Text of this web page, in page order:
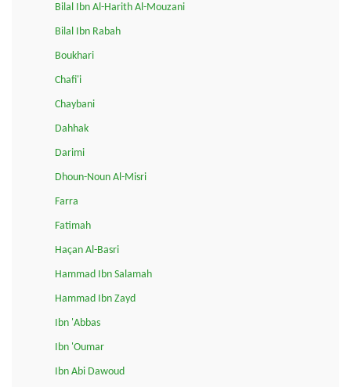
Bilal Ibn Al-Harith Al-Mouzani
Bilal Ibn Rabah
Boukhari
Chafi'i
Chaybani
Dahhak
Darimi
Dhoun-Noun Al-Misri
Farra
Fatimah
Haçan Al-Basri
Hammad Ibn Salamah
Hammad Ibn Zayd
Ibn 'Abbas
Ibn 'Oumar
Ibn Abi Dawoud